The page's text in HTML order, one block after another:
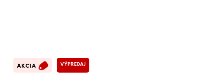
AKCIA VÝPREDAJ